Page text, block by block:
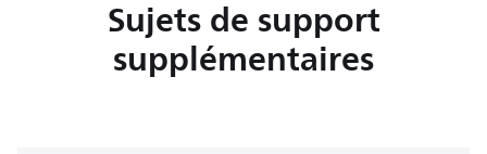
Sujets de support
supplémentaires